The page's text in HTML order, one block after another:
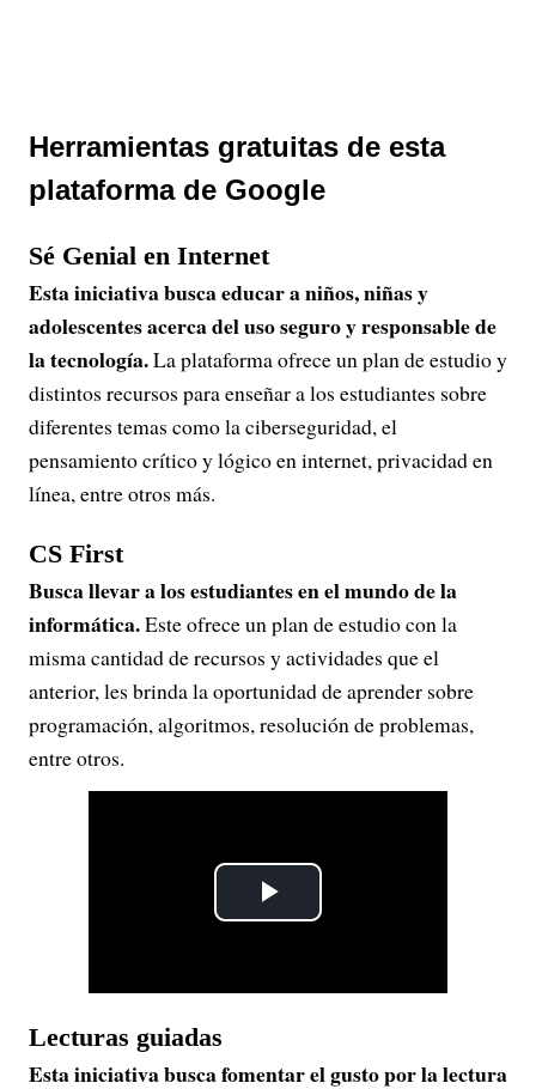
Herramientas gratuitas de esta
plataforma de Google
Sé Genial en Internet
Esta iniciativa busca educar a niños, niñas y
adolescentesacerca del uso seguro y responsable de
la tecnología.La plataforma ofrece un plan de estudio y
distintos recursos para enseñar a los estudiantes sobre
diferentes temas como la ciberseguridad, el
pensamiento crítico y lógico en internet, privacidad en
línea, entre otros más.
CS First
Busca llevar a los estudiantes en el mundo de la
informática.Este ofrece un plan de estudio con la
misma cantidad de recursos y actividades que el
anterior, les brinda la oportunidad de aprender sobre
programación, algoritmos, resolución de problemas,
entre otros.
P
y
Lecturas guiadas
Esta iniciativa busca fomentar el gusto por la lectura